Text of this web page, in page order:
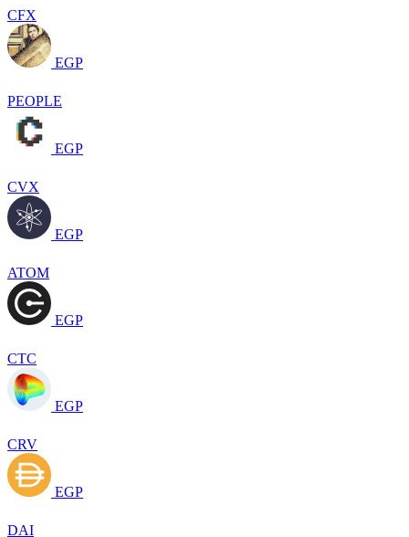
CFX
EGP
PEOPLE
EGP
CVX
EGP
ATOM
EGP
CTC
EGP
CRV
EGP
DAI